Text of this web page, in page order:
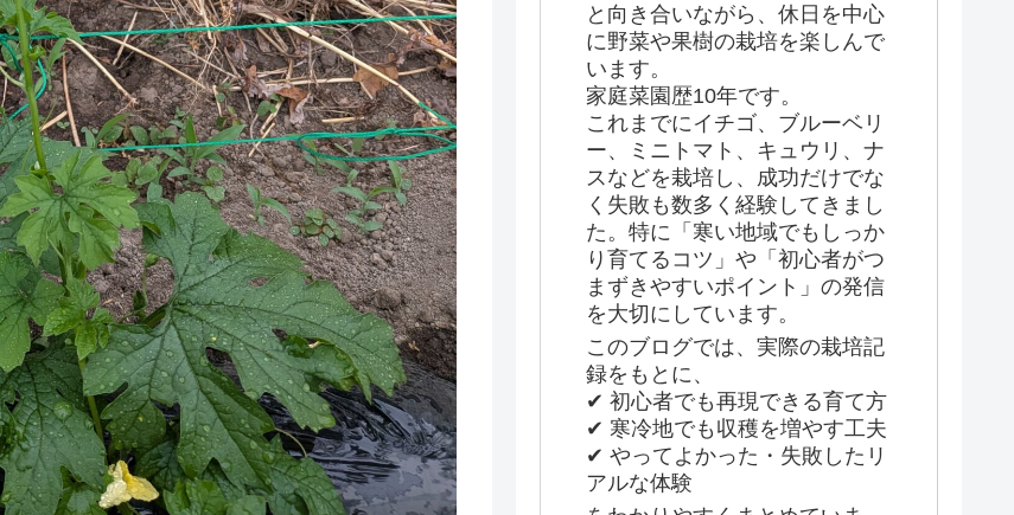
と向き合いながら、休日を中心
に野菜や果樹の栽培を楽しんで
います。
家庭菜園歴10年です。
これまでにイチゴ、ブルーベリ
ー、ミニトマト、キュウリ、ナ
スなどを栽培し、成功だけでな
く失敗も数多く経験してきまし
た。特に「寒い地域でもしっか
り育てるコツ」や「初心者がつ
まずきやすいポイント」の発信
を大切にしています。
このブログでは、実際の栽培記
録をもとに、
✔ 初心者でも再現できる育て方
✔ 寒冷地でも収穫を増やす工夫
✔ やってよかった・失敗したリ
アルな体験